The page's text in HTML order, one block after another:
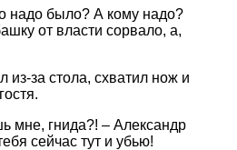
надо было? А кому надо?
от власти сорвало, а,
из-за стола, схватил нож и
мне, гнида?! – Александр
сейчас тут и убью!